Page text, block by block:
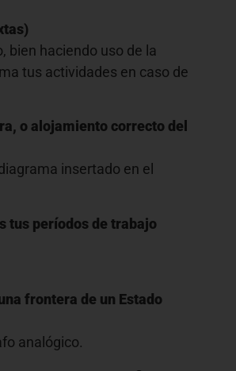
bien haciendo uso de la
tus actividades en caso de
o alojamiento correcto del
insertado en el
tus períodos de trabajo
frontera de un Estado
analógico.